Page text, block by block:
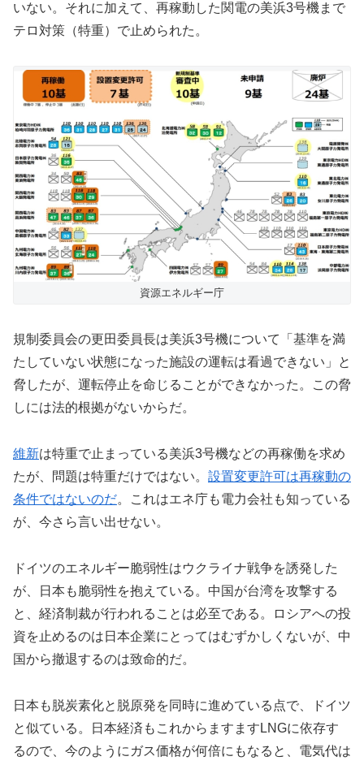
いない。それに加えて、再稼動した関電の美浜3号機まで
テロ対策（特重）で止められた。
資源エネルギー庁
規制委員会の更田委員長は美浜3号機について「基準を満
たしていない状態になった施設の運転は看過できない」と
脅したが、運転停止を命じることができなかった。この脅
しには法的根拠がないからだ。
維新は特重で止まっている美浜3号機などの再稼働を求め
たが、問題は特重だけではない。 設置変更許可は再稼動の
条件ではないのだ。これはエネ庁も電力会社も知っている
が、今さら言い出せない。
ドイツのエネルギー脆弱性はウクライナ戦争を誘発した
が、日本も脆弱性を抱えている。中国が台湾を攻撃する
と、経済制裁が行われることは必至である。ロシアへの投
資を止めるのは日本企業にとってはむずかしくないが、中
国から撤退するのは致命的だ。
日本も脱炭素化と脱原発を同時に進めている点で、ドイツ
と似ている。日本経済もこれからますますLNGに依存す
るので、今のようにガス価格が何倍にもなると、電気代は